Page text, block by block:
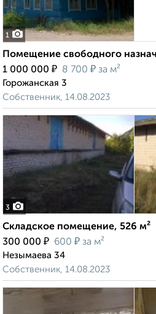
1
Помещение свободного
1 000 000 ₽ 8 700 ₽ за м²
Горожанская 3
Собственник, 14.08.2023
3
Складское помещение, 526 м²
300 000 ₽ 600 ₽ за м²
Незымаева 34
Собственник, 14.08.2023